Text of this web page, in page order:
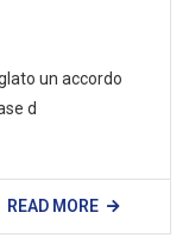
un accordo
d
READ MORE